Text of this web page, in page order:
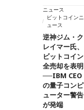
ニュース
ビットコインニ
ュース
逆神ジム・ク
レイマー氏、
ビットコイン
全売却を表明
──IBM CEO
の量子コンピ
ューター警告
が発端